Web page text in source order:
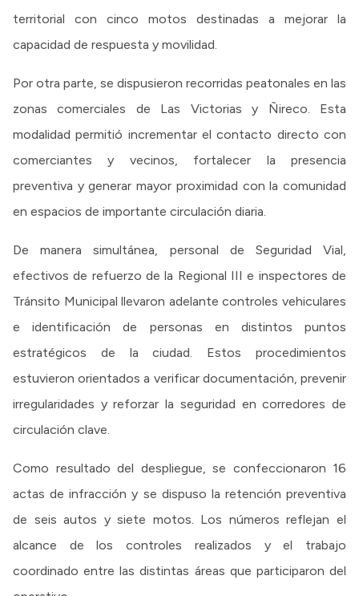
territorial con cinco motos destinadas a mejorar la
capacidad de respuesta y movilidad.
Por otra parte, se dispusieron recorridas peatonales en las
zonas comerciales de Las Victorias y Ñireco. Esta
modalidad permitió incrementar el contacto directo con
comerciantes y vecinos, fortalecer la presencia
preventiva y generar mayor proximidad con la comunidad
en espacios de importante circulación diaria.
De manera simultánea, personal de Seguridad Vial,
efectivos de refuerzo de la Regional III e inspectores de
Tránsito Municipal llevaron adelante controles vehiculares
e identificación de personas en distintos puntos
estratégicos de la ciudad. Estos procedimientos
estuvieron orientados a verificar documentación, prevenir
irregularidades y reforzar la seguridad en corredores de
circulación clave.
Como resultado del despliegue, se confeccionaron 16
actas de infracción y se dispuso la retención preventiva
de seis autos y siete motos. Los números reflejan el
alcance de los controles realizados y el trabajo
coordinado entre las distintas áreas que participaron del